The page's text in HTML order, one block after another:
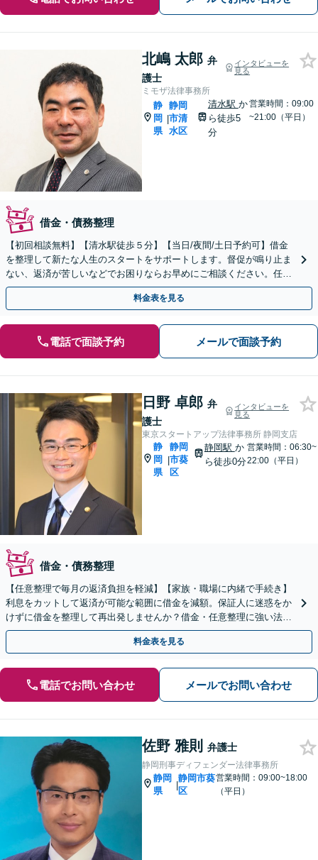
北嶋 太郎 弁
護士
インタビューを
見る
ミモザ法律事務所
静
岡
県
|
静岡
市清
水区
清水駅 か
ら徒歩5
分
営業時間：09:00
~21:00（平日）
借金・債務整理
【初回相談無料】【清水駅徒歩５分】【当日/夜間/土日予約可】借金
を整理して新たな人生のスタートをサポートします。督促が鳴り止ま
ない、返済が苦しいなどでお困りならお早めにご相談ください。任意
整理・個人再生・個人/法人破産などにより解決します。
料金表を見る
電話で面談予約 メールで面談予約
日野 卓郎 弁
護士
インタビューを
見る
東京スタートアップ法律事務所 静岡支店
静
岡
県
|
静岡
市葵
区
静岡駅 か
ら徒歩0分
営業時間：06:30~
22:00（平日）
借金・債務整理
【任意整理で毎月の返済負担を軽減】【家族・職場に内緒で手続き】
利息をカットして返済が可能な範囲に借金を減額。保証人に迷惑をか
けずに借金を整理して再出発しませんか？借金・任意整理に強い法律
事務所【実績5,000件以上】【財産を残して借金整理】
料金表を見る
電話でお問い合わせ メールでお問い合わせ
佐野 雅則 弁護士
静岡刑事ディフェンダー法律事務所
静岡
県
|
静岡市葵
区
営業時間：09:00~18:00
（平日）